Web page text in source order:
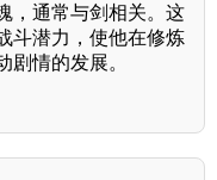
，通常与剑相关。这
斗潜力，使他在修炼
剧情的发展。